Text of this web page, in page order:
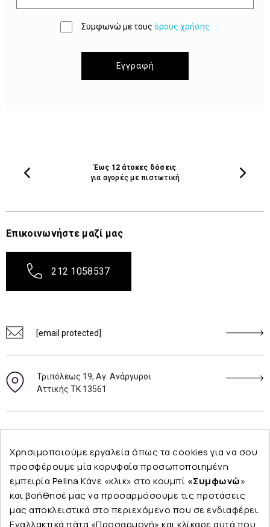
Συμφωνώ με τους όρους χρήσης
Εγγραφή
Έως 12 άτοκες δόσεις
για αγορές με πιστωτική
Επικοινωνήστε μαζί μας
212 1058537
[email protected]
Τριπόλεως 19, Αγ. Ανάργυροι
Αττικής ΤΚ 13561
Εταιρεία
Χρησιμοποιούμε εργαλεία όπως τα cookies για να σου
προσφέρουμε μία κορυφαία προσωποποιημένη
εμπειρία Pelina.Κάνε «κλικ» στο κουμπί «Συμφωνώ»
και βοήθησέ μας να προσαρμόσουμε τις προτάσεις
μας αποκλειστικά στο περιεχόμενο που σε ενδιαφέρει.
Εναλλακτικά πάτα «Προσαρμογή» και κλίκαρε αυτά που